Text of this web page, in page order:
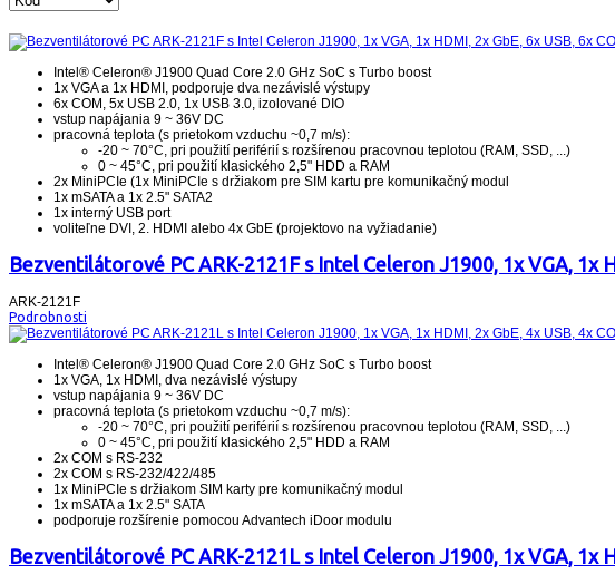
Intel® Celeron® J1900 Quad Core 2.0 GHz SoC s Turbo boost
1x VGA a 1x HDMI, podporuje dva nezávislé výstupy
6x COM, 5x USB 2.0, 1x USB 3.0, izolované DIO
vstup napájania 9 ~ 36V DC
pracovná teplota (s prietokom vzduchu ~0,7 m/s):
-20 ~ 70°C, pri použití periférií s rozšírenou pracovnou teplotou (RAM, SSD, ...)
0 ~ 45°C, pri použití klasického 2,5" HDD a RAM
2x MiniPCIe (1x MiniPCIe s držiakom pre SIM kartu pre komunikačný modul
1x mSATA a 1x 2.5" SATA2
1x interný USB port
voliteľne DVI, 2. HDMI alebo 4x GbE (projektovo na vyžiadanie)
Bezventilátorové PC ARK-2121F s Intel Celeron J1900, 1x VGA, 1x
ARK-2121F
Podrobnosti
Intel® Celeron® J1900 Quad Core 2.0 GHz SoC s Turbo boost
1x VGA, 1x HDMI, dva nezávislé výstupy
vstup napájania 9 ~ 36V DC
pracovná teplota (s prietokom vzduchu ~0,7 m/s):
-20 ~ 70°C, pri použití periférií s rozšírenou pracovnou teplotou (RAM, SSD, ...)
0 ~ 45°C, pri použití klasického 2,5" HDD a RAM
2x COM s RS-232
2x COM s RS-232/422/485
1x MiniPCIe s držiakom SIM karty pre komunikačný modul
1x mSATA a 1x 2.5" SATA
podporuje rozšírenie pomocou Advantech iDoor modulu
Bezventilátorové PC ARK-2121L s Intel Celeron J1900, 1x VGA, 1x